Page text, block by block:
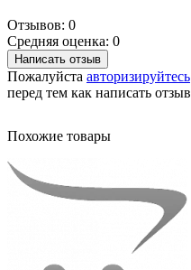
Отзывов: 0
Средняя оценка: 0
Написать отзыв
Пожалуйста авторизируйтесь
перед тем как написать отзыв
Похожие товары